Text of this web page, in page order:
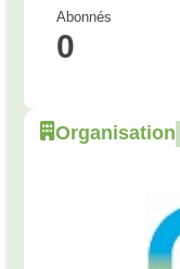
Abonnés
0
Organisation